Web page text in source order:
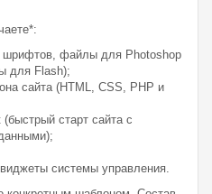
шрифтов, файлы для Photoshop
для Flash);
сайта (HTML, CSS, PHP и
старт сайта с
системы управления.